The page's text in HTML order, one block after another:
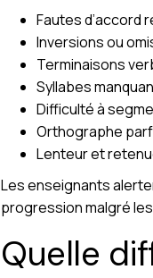
Fautes d’accord
Inversions ou
Terminaisons
Syllabes
Difficulté à
Orthographe
Lenteur et
Les enseignants
progression malgré
Quelle